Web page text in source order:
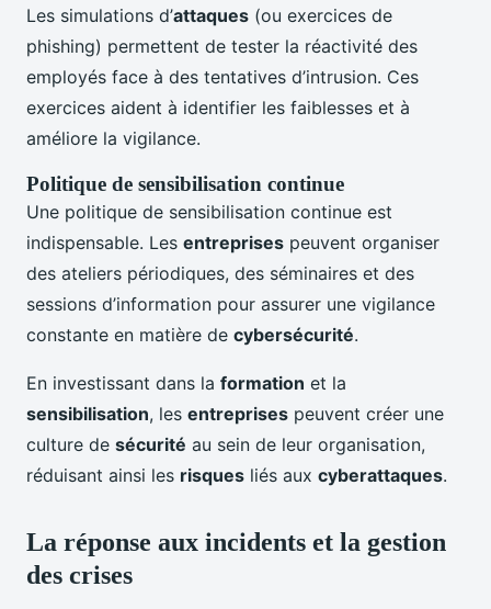
Les simulations d’attaques (ou exercices de
phishing) permettent de tester la réactivité des
employés face à des tentatives d’intrusion. Ces
exercices aident à identifier les faiblesses et à
améliore la vigilance.
Politique de sensibilisation continue
Une politique de sensibilisation continue est
indispensable. Les entreprises peuvent organiser
des ateliers périodiques, des séminaires et des
sessions d’information pour assurer une vigilance
constante en matière de cybersécurité.
En investissant dans la formation et la
sensibilisation, les entreprises peuvent créer une
culture de sécurité au sein de leur organisation,
réduisant ainsi les risques liés aux cyberattaques.
La réponse aux incidents et la gestion
des crises